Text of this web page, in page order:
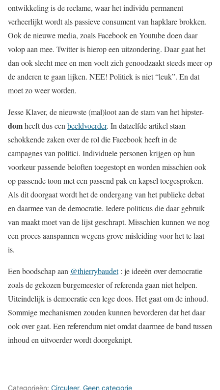
ontwikkeling is de reclame, waar het individu permanent
verheerlijkt wordt als passieve consument van hapklare brokken.
Ook de nieuwe media, zoals Facebook en Youtube doen daar
volop aan mee. Twitter is hierop een uitzondering. Daar gaat het
dan ook slecht mee en men voelt zich genoodzaakt steeds meer op
de anderen te gaan lijken. NEE! Politiek is niet “leuk”. En dat
moet zo weer worden.
Jesse Klaver, de nieuwste (mal)loot aan de stam van het hipster-
domheeft dus een beeldvoerder. In datzelfde artikel staan
schokkende zaken over de rol die Facebook heeft in de
campagnes van politici. Individuele personen krijgen op hun
voorkeur passende beloften toegestopt en worden misschien ook
op passende toon met een passend pak en kapsel toegesproken.
Als dit doorgaat wordt het de ondergang van het publieke debat
en daarmee van de democratie. Iedere politicus die daar gebruik
van maakt moet van de lijst geschrapt. Misschien kunnen we nog
een proces aanspannen wegens grove misleiding voor het te laat
is.
Een boodschap aan @thierrybaudet: je ideeën over democratie
zoals de gekozen burgemeester of referenda gaan niet helpen.
Uiteindelijk is democratie een lege doos. Het gaat om de inhoud.
Sommige mechanismen zouden kunnen bevorderen dat het daar
ook over gaat. Een referendum niet omdat daarmee de band tussen
inhoud en uitvoerder wordt doorgeknipt.
Categorieën: Circuleer, Geen categorie